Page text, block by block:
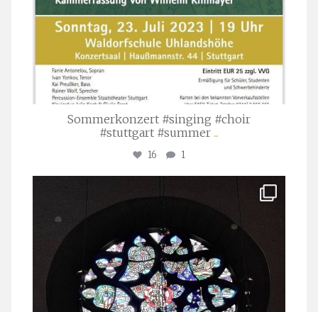
Sommerkonzert #singing #choir
#stuttgart #summer ...
16 1
Apr. 1